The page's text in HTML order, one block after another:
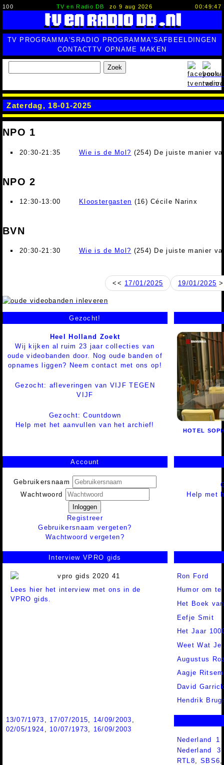
100 TV en Radio DB zo 9 aug 2026 00:49:48
TV PROGRAMMA'S RADIO PROGRAMMA'SAFBEELDINGEN
CONTACTTV OPNAME MAKEN
Zoek
Zaterdag, 18-01-2025
NPO 1
20:30-21:35 Wie is de Mol? (254) De juiste manier
NPO 2
12:30-13:00 Kloostergasten (16) Cécile Narinx
BVN
20:30-21:30 Wie is de Mol? (254) De juiste manier
<< 17/01/2025 19/01/2025
Gezocht!
Heel Holland Zoekt
Wij kijken al ruim 23 jaar collecties van
oude videobanden door. Nog oude banden of
opnames liggen? Neem contact met ons op!
Gezocht: afleveringen van VIJF TEGEN
VIJF
Gezocht: Countdown
Help met het aanvullen van het archief!
HOTEL
Account
Gebruikersnaam
Wachtwoord
Inloggen
Registreer
Gebruikersnaam vergeten?
Wachtwoord vergeten?
Help met
Interview VPRO gids
Lees hier het interview met ons in de
VPRO gids.
Ron Ford
Humor om te
Het Boek
Eefje Smit
Het Jaar
Weet Wat Je
Augustus
Aagje
David
Hendrik
13/07/1973 17/07/2015 14/09/2003
02/05/1924
10/07/1973
16/09/2003
Nederland
Nederland
RTL8 ,SBS6